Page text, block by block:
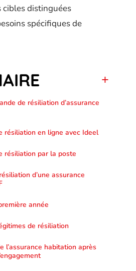
cibles distinguées
spécifiques de
de résiliation d’assurance
résiliation en ligne avec Ideel
résiliation par la poste
d’une assurance
année
de résiliation
l’assurance habitation après